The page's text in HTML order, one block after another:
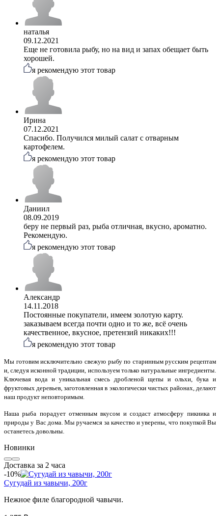
наталья
09.12.2021
Еще не готовила рыбу, но на вид и запах обещает быть
хорошей.
я рекомендую этот товар
Ирина
07.12.2021
Спасибо. Получился милый салат с отварным
картофелем.
я рекомендую этот товар
Даниил
08.09.2019
беру не первый раз, рыба отличная, вкусно, ароматно.
Рекомендую.
я рекомендую этот товар
Александр
14.11.2018
Постоянные покупатели, имеем золотую карту.
заказываем всегда почти одно и то же, всё очень
качественное, вкусное, претензий никаких!!!
я рекомендую этот товар
Мы готовим исключительно свежую рыбу по старинным русским рецептам
и, следуя исконной традиции, используем только натуральные ингредиенты.
Ключевая вода и уникальная смесь дробленой щепы и ольхи, бука и
фруктовых деревьев, заготовленная в экологически чистых районах, делают
наш продукт неповторимым.
Наша рыба порадует отменным вкусом и создаст атмосферу пикника и
природы у Вас дома. Мы ручаемся за качество и уверены, что покупкой Вы
останетесь довольны.
Новинки
Доставка за 2 часа
-10%
Сугудай из чавычи, 200г
Нежное филе благородной чавычи.